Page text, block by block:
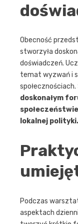
Obecność
stworzyła
doświadczeń.
temat wyzwań i
społecznościach.
doskonałym
lokalnej polityki.
Podczas
aspektach